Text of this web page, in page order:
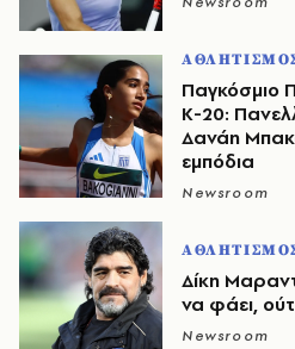
Παγκόσμιο
Κ-20:
Δανάη
εμπόδια
Newsroom
Δίκη
να φάει,
Newsroom